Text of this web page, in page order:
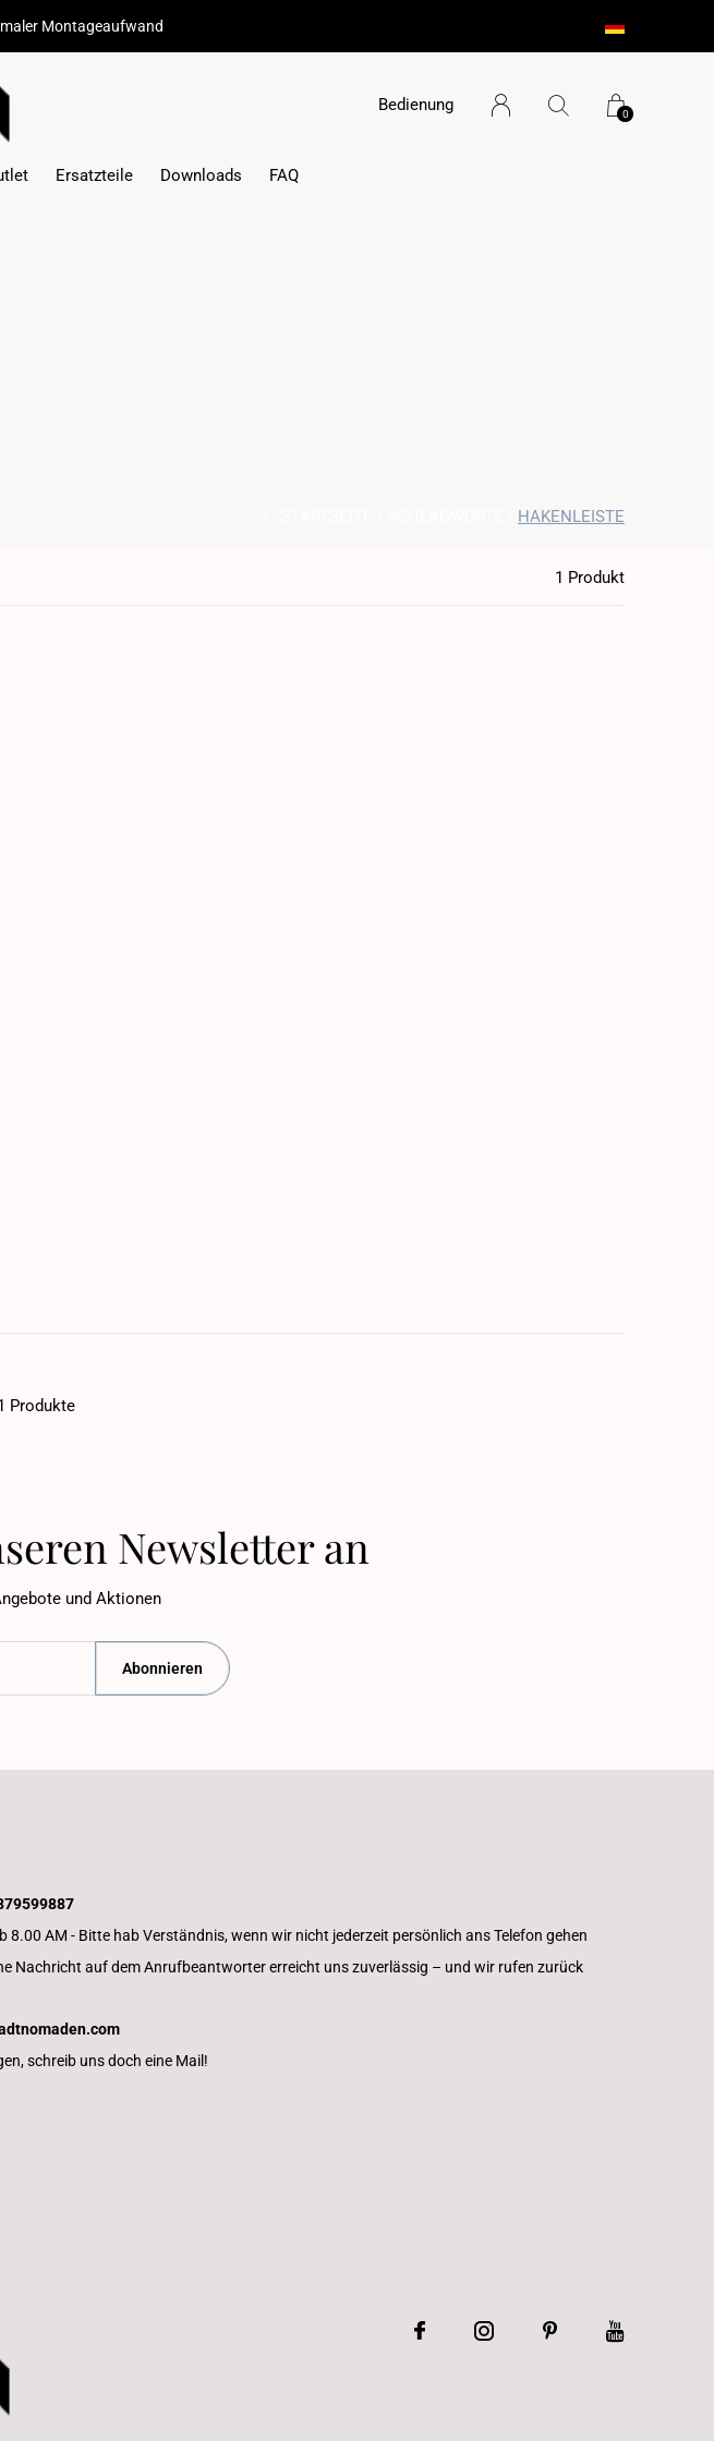
Ersatzteile Downloads FAQ
Bedienung 0
Montageaufwand
HAKENLEISTE
1 Produkt
Produkte
Newsletter an
und Aktionen
Abonnieren
8.00 AM - Bitte hab Verständnis, wenn wir nicht jederzeit persönlich ans Telefon gehen
Nachricht auf dem Anrufbeantworter erreicht uns zuverlässig – und wir rufen zurück
schreib uns doch eine Mail!